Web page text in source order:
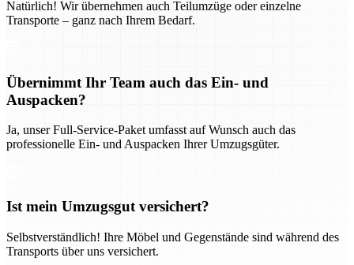
Natürlich! Wir übernehmen auch Teilumzüge oder einzelne
Transporte – ganz nach Ihrem Bedarf.
Übernimmt Ihr Team auch das Ein- und
Auspacken?
Ja, unser Full-Service-Paket umfasst auf Wunsch auch das
professionelle Ein- und Auspacken Ihrer Umzugsgüter.
Ist mein Umzugsgut versichert?
Selbstverständlich! Ihre Möbel und Gegenstände sind während des
Transports über uns versichert.